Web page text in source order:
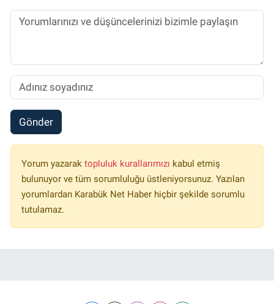
Gönder
Yorum yazarak topluluk kurallarımızı kabul etmiş
bulunuyor ve tüm sorumluluğu üstleniyorsunuz. Yazılan
yorumlardan Karabük Net Haber hiçbir şekilde sorumlu
tutulamaz.